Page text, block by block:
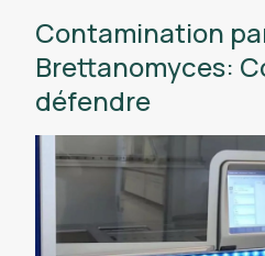
Contamination
Brettanomyces:
défendre